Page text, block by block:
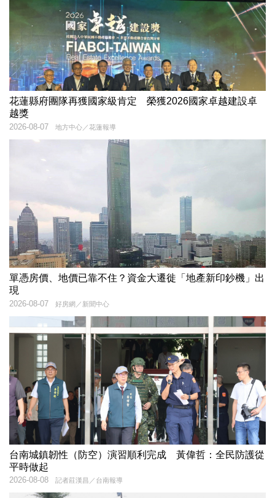
花蓮縣府團隊再獲國家級肯定 榮獲2026國家卓越建設卓
越獎
地方中心／花蓮報導
2026-08-07
單憑房價、地價已靠不住？資金大遷徙「地產新印鈔機」出
現
好房網／新聞中心
2026-08-07
台南城鎮韌性（防空）演習順利完成 黃偉哲：全民防護從
平時做起
記者莊漢昌／台南報導
2026-08-08